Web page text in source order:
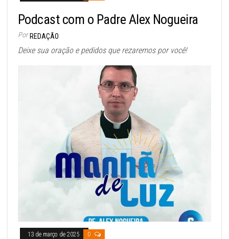
Podcast com o Padre Alex Nogueira
Por REDAÇÃO
Deixe sua oração e pedidos que rezaremos por você!
13 de março de 2025 0